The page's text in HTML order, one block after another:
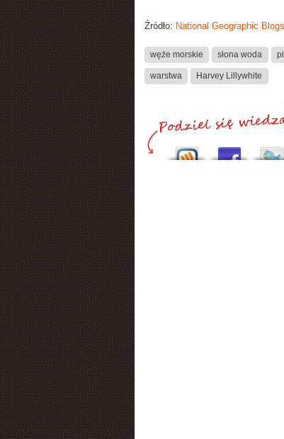
Źródło: National Geographic
węże morskie słona woda
warstwa Harvey Lillywhite